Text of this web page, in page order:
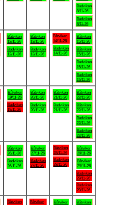
Badviken
8/11-26
Badviken
8/11-26
Båtviken
12/11-26
Badviken
12/11-26
Båtviken
13/11-26
Badviken
13/11-26
Båtviken
14/11-26
Badviken
14/11-26
Båtviken
15/11-26
Båtviken
15/11-26
Badviken
15/11-26
Badviken
15/11-26
Båtviken
19/11-26
Badviken
19/11-26
Båtviken
20/11-26
Badviken
20/11-26
Båtviken
21/11-26
Badviken
21/11-26
Båtviken
22/11-26
Båtviken
22/11-26
Badviken
22/11-26
Badviken
22/11-26
Båtviken
26/11-26
Badviken
26/11-26
Båtviken
27/11-26
Badviken
27/11-26
Båtviken
28/11-26
Badviken
28/11-26
Båtviken
29/11-26
Båtviken
29/11-26
Badviken
29/11-26
Badviken
29/11-26
Båtviken
Båtviken
Båtviken
Båtviken